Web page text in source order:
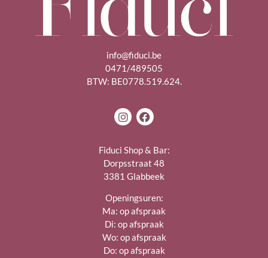
info@fiduci.be
0471/489505
BTW: BE0778.519.624.
Fiduci Shop & Bar:
Dorpsstraat 48
3381 Glabbeek
Openingsuren:
Ma: op afspraak
Di: op afspraak
Wo: op afspraak
Do: op afspraak